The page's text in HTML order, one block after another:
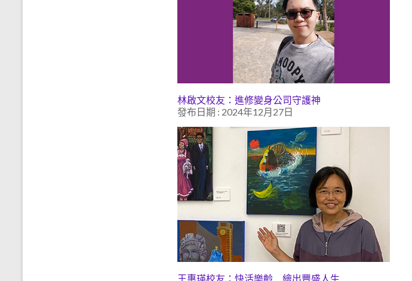
林啟文校友：進修變身公司守護神
發布日期 : 2024年12月27日
王惠瑛校友：快活樂齡 繪出豐盛人生